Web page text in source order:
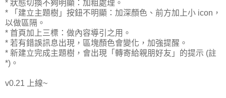
* 狀態切換不夠明顯：加粗處理。
* 「建立主題樹」按鈕不明顯：加深顏色、前方加上小 icon，
以做區隔。
* 首頁加上三標：做內容導引之用。
* 若有錯誤訊息出現，區塊顏色會變化，加強提醒。
* 新建立完成主題樹，會出現「轉寄給親朋好友」的提示 (註
*)。
v0.21 上線~